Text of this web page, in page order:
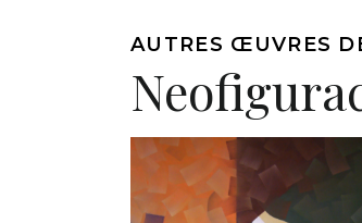
AUTRES ŒUVRES